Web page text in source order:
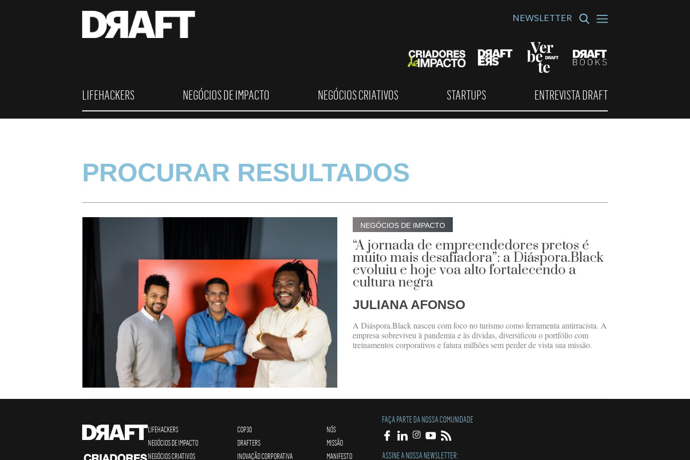
NEWSLETTER
LIFEHACKERS NEGÓCIOS DE IMPACTO NEGÓCIOS CRIATIVOS STARTUPS ENTREVISTA DRAFT
PROCURAR RESULTADOS
NEGÓCIOS DE IMPACTO
“A jornada de empreendedores pretos é
muito mais desafiadora”: a Diáspora.Black
evoluiu e hoje voa alto fortalecendo a
cultura negra
JULIANA AFONSO
A Diáspora.Black nasceu com foco no turismo como ferramenta antirracista. A
empresa sobreviveu à pandemia e às dívidas, diversificou o portfólio com
treinamentos corporativos e fatura milhões sem perder de vista sua missão.
LIFEHACKERS
NEGÓCIOS DE IMPACTO
NEGÓCIOS CRIATIVOS
COP30
DRAFTERS
INOVAÇÃO CORPORATIVA
NÓS
MISSÃO
MANIFESTO
FAÇA PARTE DA NOSSA COMUNIDADE
ASSINE A NOSSA NEWSLETTER: